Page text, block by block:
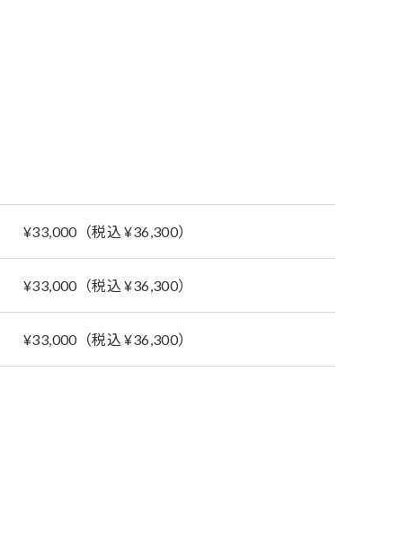
¥33,000（税込 ¥36,300）
¥33,000（税込 ¥36,300）
¥33,000（税込 ¥36,300）